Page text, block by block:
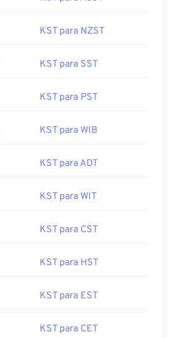
KST para NZST
KST para SST
KST para PST
KST para WIB
KST para ADT
KST para WIT
KST para CST
KST para HST
KST para EST
KST para CET